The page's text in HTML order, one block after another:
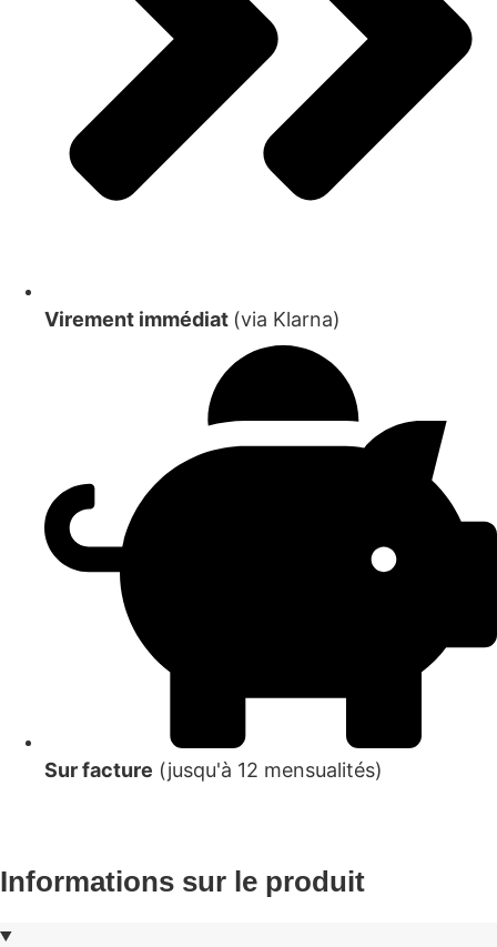
Virement immédiat (via Klarna)
Sur facture (jusqu'à 12 mensualités)
Informations sur le produit